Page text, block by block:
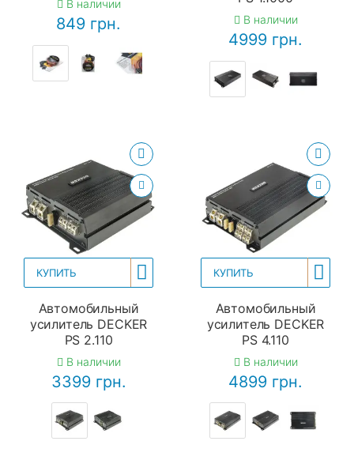
В наличии
849 грн. В наличии
4999 грн.
КУПИТЬ
Автомобильный
усилитель DECKER
PS 2.110
В наличии
3399 грн.
КУПИТЬ
Автомобильный
усилитель DECKER
PS 4.110
В наличии
4899 грн.